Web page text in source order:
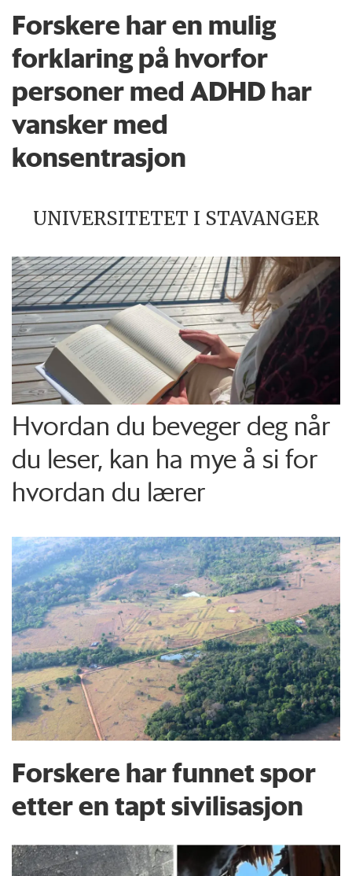
Forskere har en mulig
forklaring på hvorfor
personer med ADHD har
vansker med
konsentrasjon
UNIVERSITETET I STAVANGER
Hvordan du beveger deg når
du leser, kan ha mye å si for
hvordan du lærer
Forskere har funnet spor
etter en tapt sivilisasjon